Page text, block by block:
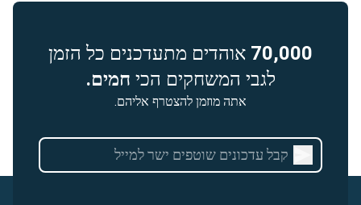
70,000 אוהדים מתעדכנים כל הזמן
לגבי המשחקים הכי חמים.
אתה מוזמן להצטרף אליהם.